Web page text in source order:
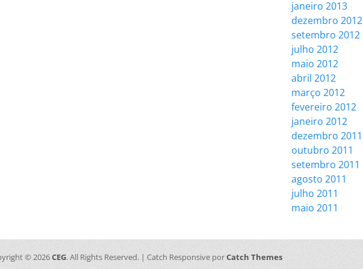
janeiro 2013
dezembro 2012
setembro 2012
julho 2012
maio 2012
abril 2012
março 2012
fevereiro 2012
janeiro 2012
dezembro 2011
outubro 2011
setembro 2011
agosto 2011
julho 2011
maio 2011
© 2026CEG. All Rights Reserved. | Catch Responsive porCatch Themes